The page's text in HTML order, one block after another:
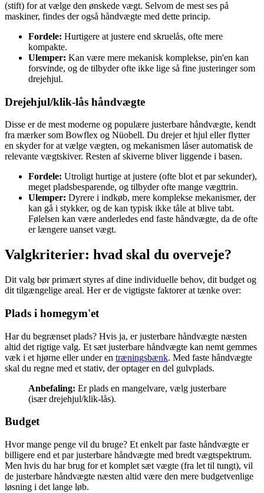
(stift) for at vælge den ønskede vægt. Selvom de mest ses på
maskiner, findes der også håndvægte med dette princip.
Fordele: Hurtigere at justere end skruelås, ofte mere
kompakte.
Ulemper: Kan være mere mekanisk komplekse, pin'en kan
forsvinde, og de tilbyder ofte ikke lige så fine justeringer som
drejehjul.
Drejehjul/klik-lås håndvægte
Disse er de mest moderne og populære justerbare håndvægte, kendt
fra mærker som Bowflex og Nüobell. Du drejer et hjul eller flytter
en skyder for at vælge vægten, og mekanismen låser automatisk de
relevante vægtskiver. Resten af skiverne bliver liggende i basen.
Fordele: Utroligt hurtige at justere (ofte blot et par sekunder),
meget pladsbesparende, og tilbyder ofte mange vægttrin.
Ulemper: Dyrere i indkøb, mere komplekse mekanismer, der
kan gå i stykker, og de kan typisk ikke tåle at blive tabt.
Følelsen kan være anderledes end faste håndvægte, da de ofte
er længere uanset vægt.
Valgkriterier: hvad skal du overveje?
Dit valg bør primært styres af dine individuelle behov, dit budget og
dit tilgængelige areal. Her er de vigtigste faktorer at tænke over:
Plads i homegym'et
Har du begrænset plads? Hvis ja, er justerbare håndvægte næsten
altid det rigtige valg. Et sæt justerbare håndvægte kan nemt gemmes
væk i et hjørne eller under en træningsbænk. Med faste håndvægte
skal du regne med et stativ, der optager en del gulvplads.
Anbefaling: Er plads en mangelvare, vælg justerbare
(især drejehjul/klik-lås).
Budget
Hvor mange penge vil du bruge? Et enkelt par faste håndvægte er
billigere end et par justerbare håndvægte med bredt vægtspektrum.
Men hvis du har brug for et komplet sæt vægte (fra let til tungt), vil
de justerbare håndvægte næsten altid være den mere budgetvenlige
løsning i det lange løb.